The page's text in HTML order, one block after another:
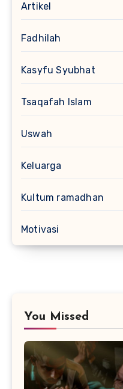
Artikel
Fadhilah
Kasyfu Syubhat
Tsaqafah Islam
Uswah
Keluarga
Kultum ramadhan
Motivasi
You Missed